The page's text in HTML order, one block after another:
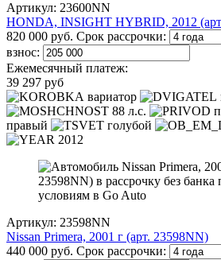
Артикул: 23600NN
HONDA, INSIGHT HYBRID, 2012
820 000 руб. Срок рассрочки:
взнос:
Ежемесячный платеж:
39 297 руб
вариатор
88 л.с.
правый
голубой
2012
Артикул: 23598NN
Nissan Primera, 2001 г (арт. 23598NN)
440 000 руб. Срок рассрочки: